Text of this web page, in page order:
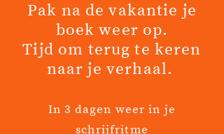
Pak na de vakantie je
boek weer op.
Tijd om terug te keren
naar je verhaal.
In 3 dagen weer in je
schrijfritme